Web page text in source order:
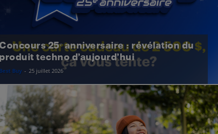
25ᵉ anniversaire : révélation du
techno d’aujourd’hui
Buy - 25 juillet 2026